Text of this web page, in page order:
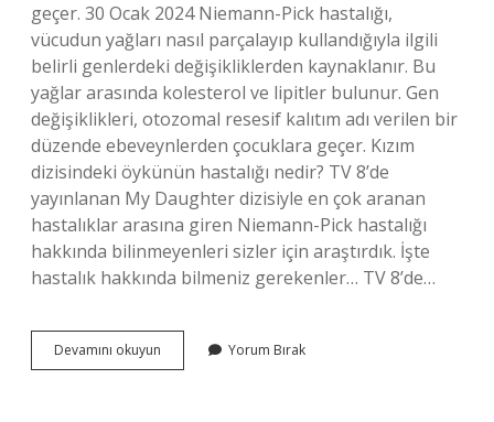
geçer. 30 Ocak 2024 Niemann-Pick hastalığı,
vücudun yağları nasıl parçalayıp kullandığıyla ilgili
belirli genlerdeki değişikliklerden kaynaklanır. Bu
yağlar arasında kolesterol ve lipitler bulunur. Gen
değişiklikleri, otozomal resesif kalıtım adı verilen bir
düzende ebeveynlerden çocuklara geçer. Kızım
dizisindeki öykünün hastalığı nedir? TV 8’de
yayınlanan My Daughter dizisiyle en çok aranan
hastalıklar arasına giren Niemann-Pick hastalığı
hakkında bilinmeyenleri sizler için araştırdık. İşte
hastalık hakkında bilmeniz gerekenler… TV 8’de…
Devamını okuyun Niemann
Pick
Yorum Bırak